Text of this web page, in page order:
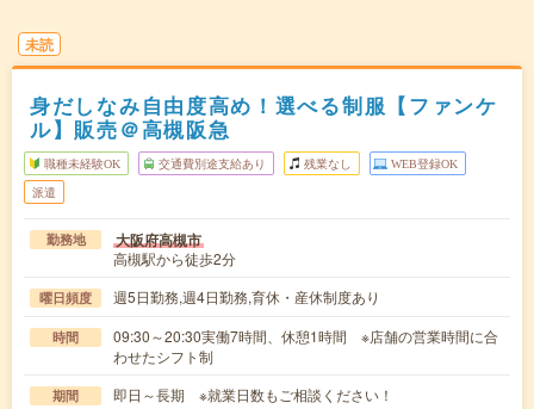
未読
身だしなみ自由度高め！選べる制服【ファンケ
ル】販売＠高槻阪急
職種未経験OK 交通費別途支給あり 残業なし WEB登録OK
派遣
勤務地 大阪府高槻市
高槻駅から徒歩2分
曜日頻度 週5日勤務,週4日勤務,育休・産休制度あり
時間
09:30～20:30実働7時間、休憩1時間 ※店舗の営業時間に合
わせたシフト制
期間 即日～長期 ※就業日数もご相談ください！